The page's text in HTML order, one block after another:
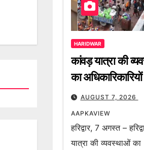
HARIDWAR
कांवड़ यात्रा की
का
जायजा, ड्रोन कैमरों
सीसीटीवी के माध्यम
कांवड़ यात्रा मार्ग
लाइव मॉनिटरिंग
AUGUST 7, 2026
AAPKAVIEW
हरिद्वार, 7 अगस्त –
यात्रा की व्यवस्थाओं का